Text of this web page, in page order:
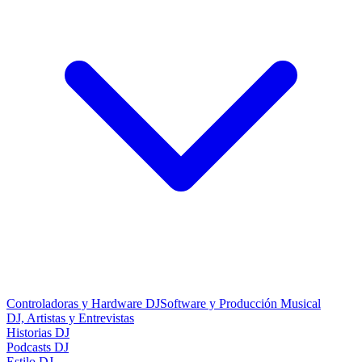
Controladoras y Hardware DJSoftware y Producción Musical
DJ, Artistas y Entrevistas
Historias DJ
Podcasts DJ